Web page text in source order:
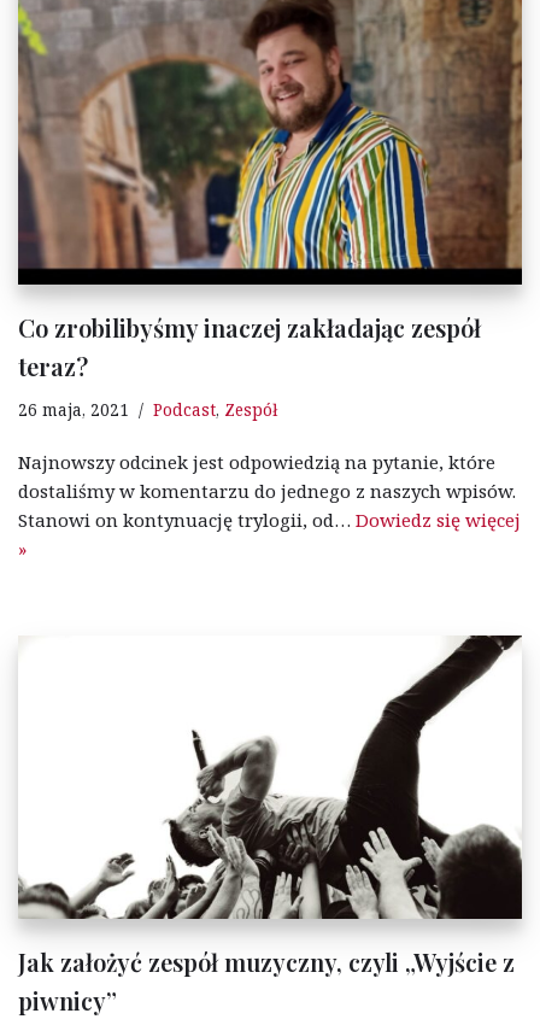
Co zrobilibyśmy inaczej zakładając zespół
teraz?
26 maja, 2021 Podcast, Zespół
Najnowszy odcinek jest odpowiedzią na pytanie, które
dostaliśmy w komentarzu do jednego z naszych wpisów.
Stanowi on kontynuację trylogii, od… Dowiedz się więcej
»
Jak założyć zespół muzyczny, czyli „Wyjście z
piwnicy”